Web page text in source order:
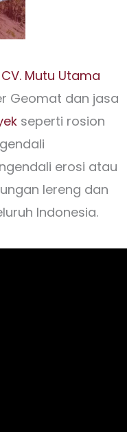
CV. Mutu Utama
Geomat dan jasa
seperti rosion
erosi atau
lereng dan
Indonesia.